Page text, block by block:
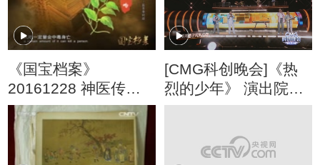
《国宝档案》
20161228 神医传奇
——医圣李时珍
[CMG科创晚会]《热
烈的少年》 演出院
校：复旦大学 上海交